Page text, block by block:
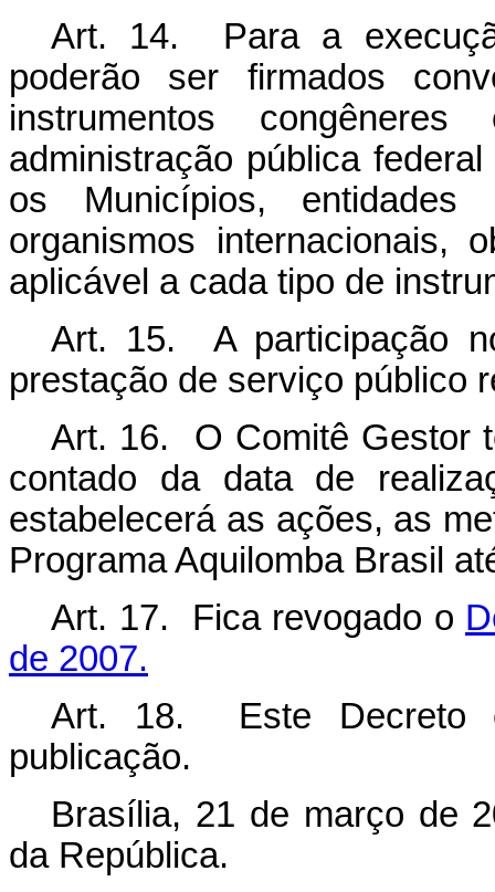
Art. 14. Para a
poderão ser firmados
instrumentos
administração pública
os Municípios,
organismos internacionais,
aplicável a cada tipo de
Art. 15. A participação
prestação de serviço público
Art. 16. O Comitê Gestor
contado da data de
estabelecerá as ações, as
Programa Aquilomba Brasil
Art. 17. Fica revogado o
de 2007.
Art. 18. Este Decreto
publicação.
Brasília, 21 de março de
da República.